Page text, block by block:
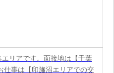
リアです。面接地は【千葉
仕事は【印旛沼エリアでの交